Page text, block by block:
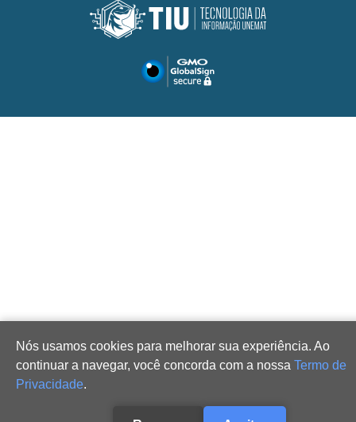
Nós usamos cookies para melhorar sua experiência. Ao
continuar a navegar, você concorda com a nossa Termo de
Privacidade.